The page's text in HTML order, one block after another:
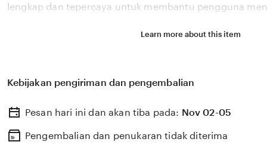
lengkap dan tepercaya untuk membantu pengguna
Learn more about this item
Kebijakan pengiriman dan pengembalian
Pesan hari ini dan akan tiba pada: Nov 02-05
Pengembalian dan penukaran tidak diterima